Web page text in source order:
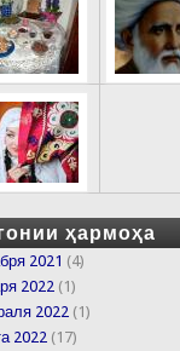
ҳармоҳа
2021 (4)
2022 (1)
2022 (1)
2022 (17)